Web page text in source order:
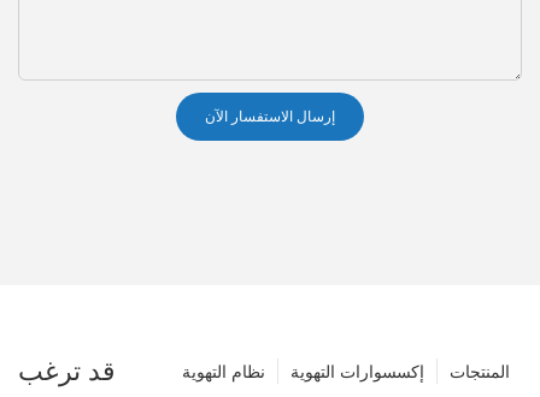
إرسال الاستفسار الآن
قد ترغب المنتجات إكسسوارات التهوية نظام التهوية